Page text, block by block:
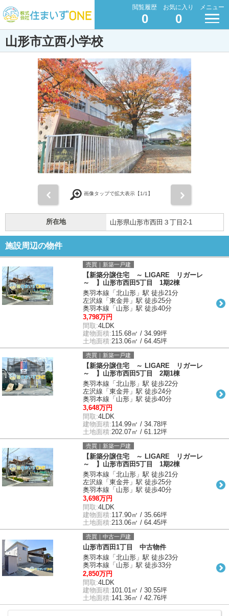
閲覧履歴
0
お気に入り
0
メニュー
山形市立西小学校
画像タップで拡大表示【1/1】
所在地 山形県山形市西田３丁目2-1
施設周辺の物件
売買｜新築一戸建
【新築分譲住宅 ～ LIGARE リガーレ
～ 】山形市西田5丁目 1期2棟
奥羽本線「北山形」駅 徒歩21分
左沢線「東金井」駅 徒歩25分
奥羽本線「山形」駅 徒歩40分
3,798万円
間取:4LDK
建物面積:115.68㎡ / 34.99坪
土地面積:213.06㎡ / 64.45坪
売買｜新築一戸建
【新築分譲住宅 ～ LIGARE リガーレ
～ 】山形市西田5丁目 2期1棟
奥羽本線「北山形」駅 徒歩22分
左沢線「東金井」駅 徒歩24分
奥羽本線「山形」駅 徒歩40分
3,648万円
間取:4LDK
建物面積:114.99㎡ / 34.78坪
土地面積:202.07㎡ / 61.12坪
売買｜新築一戸建
【新築分譲住宅 ～ LIGARE リガーレ
～ 】山形市西田5丁目 1期2棟
奥羽本線「北山形」駅 徒歩21分
左沢線「東金井」駅 徒歩25分
奥羽本線「山形」駅 徒歩40分
3,698万円
間取:4LDK
建物面積:117.90㎡ / 35.66坪
土地面積:213.06㎡ / 64.45坪
売買｜中古一戸建
山形市西田1丁目 中古物件
奥羽本線「北山形」駅 徒歩23分
奥羽本線「山形」駅 徒歩33分
2,850万円
間取:4LDK
建物面積:101.01㎡ / 30.55坪
土地面積:141.36㎡ / 42.76坪